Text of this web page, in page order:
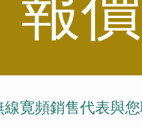
寛頻銷售代表與